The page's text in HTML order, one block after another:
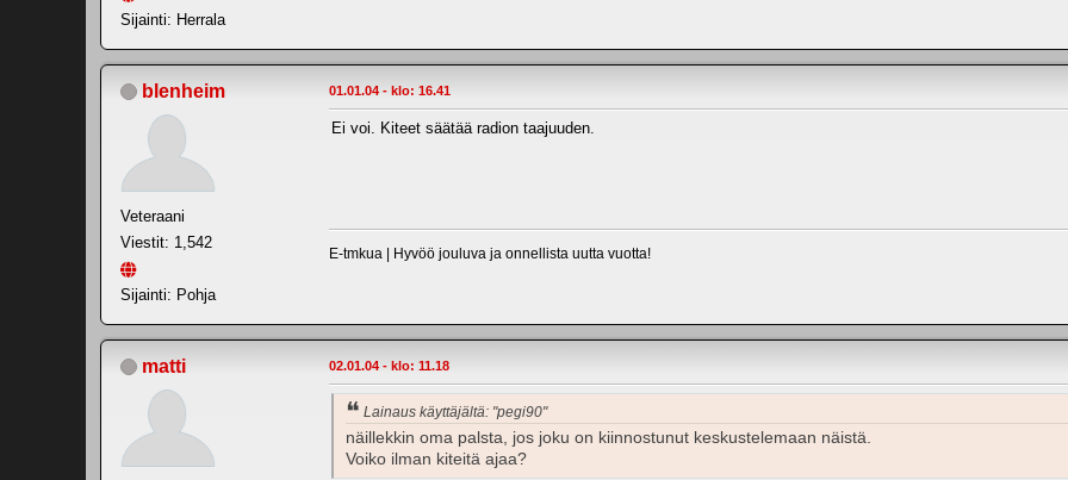
Sijainti: Herrala
blenheim
Veteraani
Viestit: 1,542
Sijainti: Pohja
01.01.04 - klo: 16.41
Ei voi. Kiteet säätää radion taajuuden.
E-tmkua | Hyvöö jouluva ja onnellista uutta vuotta!
matti 02.01.04 - klo: 11.18
Lainaus käyttäjältä: "pegi90"
näillekkin oma palsta, jos joku on kiinnostunut keskustelemaan näistä.
Voiko ilman kiteitä ajaa?